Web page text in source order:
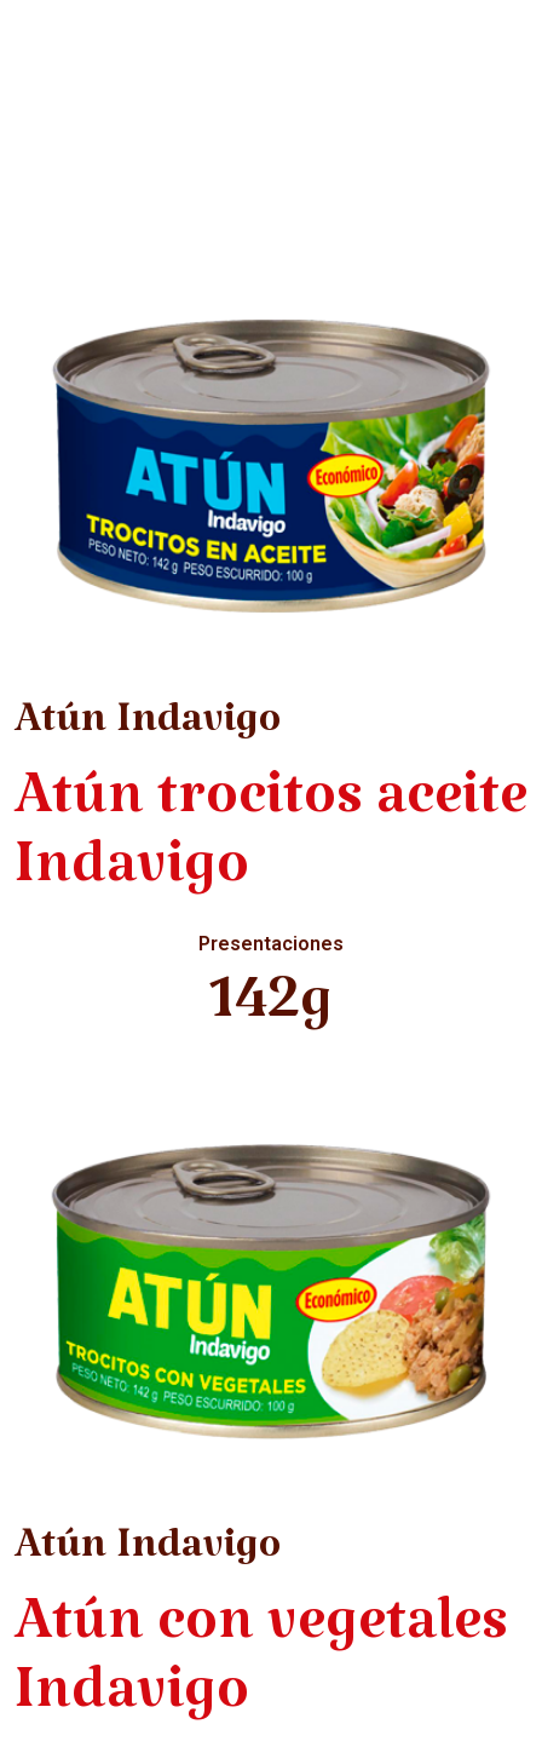
Atún Indavigo
Atún trocitos aceite
Indavigo
Presentaciones
142g
Atún Indavigo
Atún con vegetales
Indavigo